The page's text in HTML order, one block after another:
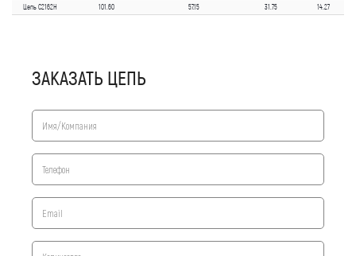
Цепь C2162H 101.60 57.15 31.75 14.27
ЗАКАЗАТЬ ЦЕПЬ